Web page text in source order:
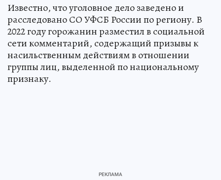
Известно, что уголовное дело заведено и
расследовано СО УФСБ России по региону. В
2022 году горожанин разместил в социальной
сети комментарий, содержащий призывы к
насильственным действиям в отношении
группы лиц, выделенной по национальному
признаку.